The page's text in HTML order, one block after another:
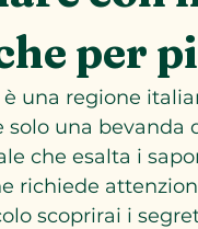
per
una regione
solo una
che esalta i
richiede
scoprirai i